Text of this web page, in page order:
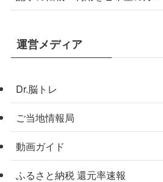
運営メディア
Dr.脳トレ
ご当地情報局
動画ガイド
ふるさと納税 還元率速報